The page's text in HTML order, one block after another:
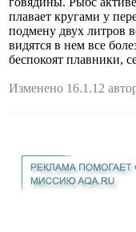
плавает кругами у
подмену двух литров
видятся в нем все
беспокоят плавники,
Изменено 16.1.12